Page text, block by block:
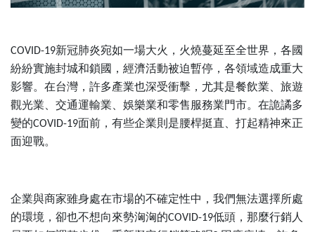
COVID-19新冠肺炎宛如一場大火，火燒蔓延至全世界，各國
紛紛實施封城和鎖國，經濟活動被迫暫停，各領域造成重大
影響。在台灣，許多產業也深受衝擊，尤其是餐飲業、旅遊
觀光業、交通運輸業、娛樂業和零售服務業門市。在詭譎多
變的COVID-19面前，有些企業則是腰桿挺直、打起精神來正
面迎戰。
企業與商家雖身處在市場的不確定性中，我們無法選擇所處
的環境，卻也不想向來勢洶洶的COVID-19低頭，那麼行銷人